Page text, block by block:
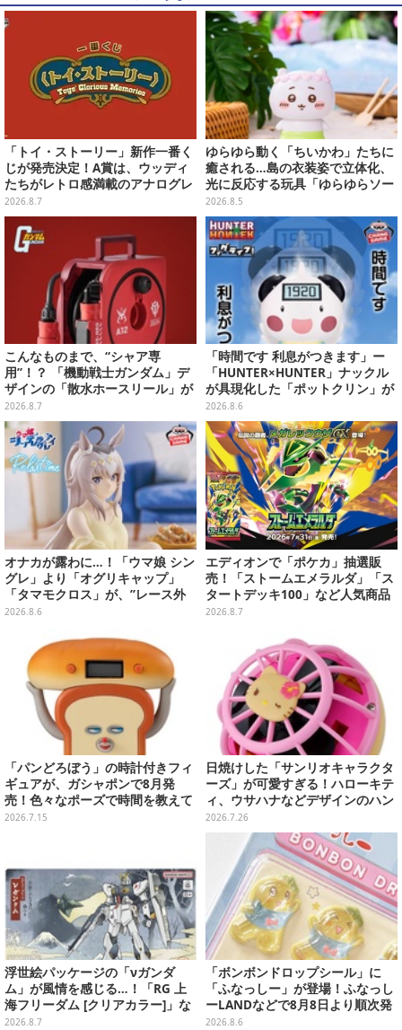
「トイ・ストーリー」新作一番く
じが発売決定！A賞は、ウッディ
たちがレトロ感満載のアナログレ
コード上を走る姿で立体化
2026.8.7
ゆらゆら動く「ちいかわ」たちに
癒される…島の衣装姿で立体化、
光に反応する玩具「ゆらゆらソー
ラー」全8種が全国アミューズメ
ント施設にて展開
2026.8.5
こんなものまで、“シャア専
用”！？ 「機動戦士ガンダム」デ
ザインの「散水ホースリール」が
予約開始ーあえて存在感を放つ赤
さ
2026.8.7
「時間です 利息がつきます」ー
「HUNTER×HUNTER」ナックル
が具現化した「ポットクリン」が
貯金箱としてプライズ展開
2026.8.6
オナカが露わに…！「ウマ娘 シン
グレ」より「オグリキャップ」
「タマモクロス」が、”レース外
での姿”でプライズフィギュア化
2026.8.6
エディオンで「ポケカ」抽選販
売！「ストームエメラルダ」「ス
タートデッキ100」など人気商品
が対象
2026.8.7
「パンどろぼう」の時計付きフィ
ギュアが、ガシャポンで8月発
売！色々なポーズで時間を教えて
くれる、実用性バッチリな全3種
2026.7.15
日焼けした「サンリオキャラクタ
ーズ」が可愛すぎる！ハローキテ
ィ、ウサハナなどデザインのハン
ディファンガシャポン
2026.7.26
浮世絵パッケージの「νガンダ
ム」が風情を感じる…！「RG 上
海フリーダム [クリアカラー]」な
どガンプラ2商品が8月順次発売
2026.8.7
「ボンボンドロップシール」に
「ふなっしー」が登場！ふなっし
ーLANDなどで8月8日より順次発
売
2026.8.6